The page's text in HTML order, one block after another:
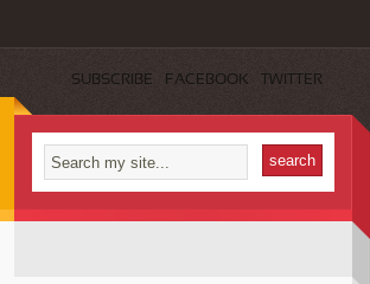
SUBSCRIBE FACEBOOK TWITTER